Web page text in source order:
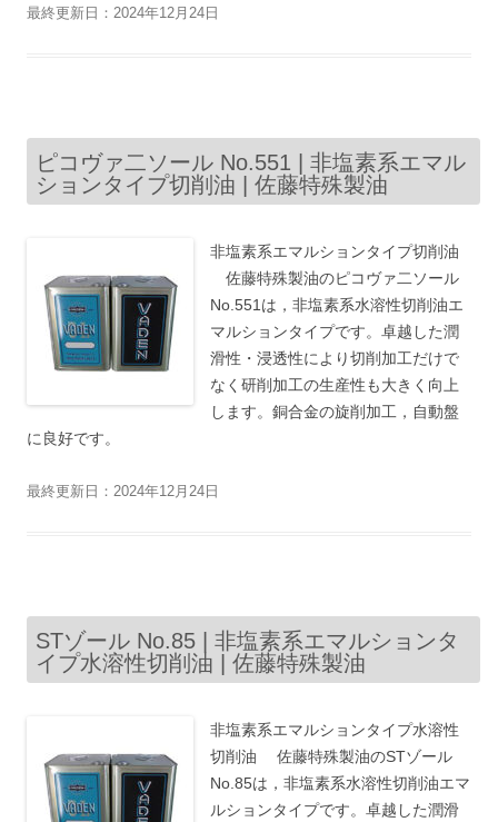
最終更新日：2024年12月24日
ピコヴァ二ソール No.551 | 非塩素系エマル
ションタイプ切削油 | 佐藤特殊製油
非塩素系エマルションタイプ切削油
佐藤特殊製油のピコヴァ二ソール
No.551は，非塩素系水溶性切削油エ
マルションタイプです。卓越した潤
滑性・浸透性により切削加工だけで
なく研削加工の生産性も大きく向上
します。銅合金の旋削加工，自動盤
に良好です。
最終更新日：2024年12月24日
STゾール No.85 | 非塩素系エマルションタ
イプ水溶性切削油 | 佐藤特殊製油
非塩素系エマルションタイプ水溶性
切削油 佐藤特殊製油のSTゾール
No.85は，非塩素系水溶性切削油エマ
ルションタイプです。卓越した潤滑